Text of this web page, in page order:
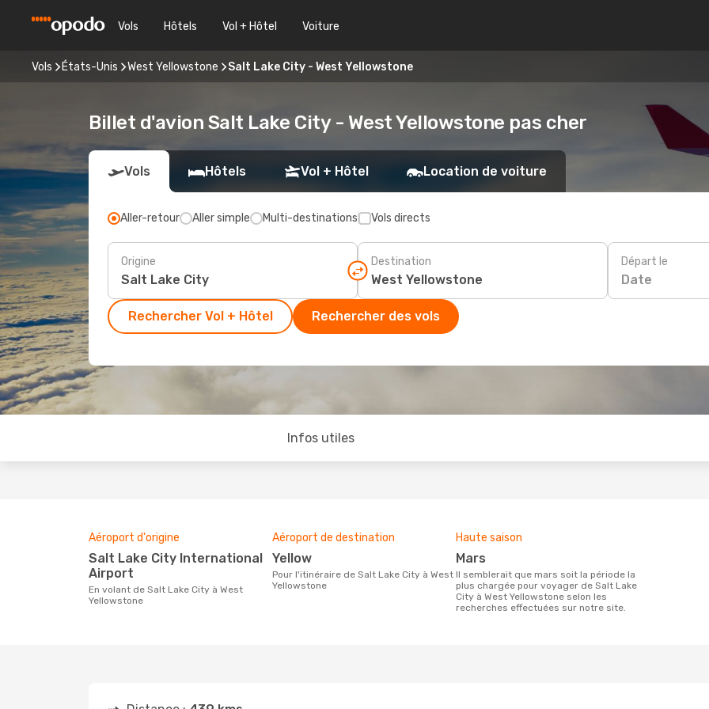
Vols Hôtels Vol + Hôtel Voiture
Vols États-Unis West Yellowstone Salt Lake City - West Yellowstone
Billet d'avion Salt Lake City - West Yellowstone pas cher
Vols Hôtels Vol + Hôtel Location de voiture
Aller-retour Aller simple Multi-destinations Vols directs
Origine Destination Départ le
Date
Rechercher Vol + Hôtel Rechercher des vols
Infos utiles
Aéroport d'origine
Salt Lake City International
Airport
En volant de Salt Lake City à West
Yellowstone
Aéroport de destination
Yellow
Pour l'itinéraire de Salt Lake City à West
Yellowstone
Haute saison
mars
Il semblerait que mars soit la période la
plus chargée pour voyager de Salt Lake
City à West Yellowstone selon les
recherches effectuées sur notre site.